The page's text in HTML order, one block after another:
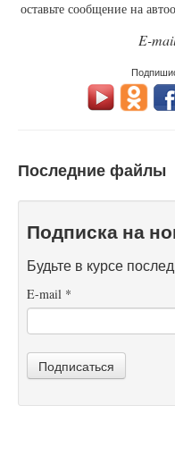
оставьте сообщение на
E-
Последние файлы
Подписка на
Будьте в курсе
E-mail *
Подписаться